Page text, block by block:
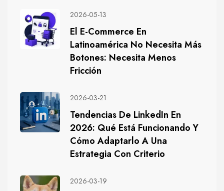
2026-05-13
El E-Commerce En
Latinoamérica No Necesita Más
Botones: Necesita Menos
Fricción
2026-03-21
Tendencias De LinkedIn En
2026: Qué Está Funcionando Y
Cómo Adaptarlo A Una
Estrategia Con Criterio
2026-03-19